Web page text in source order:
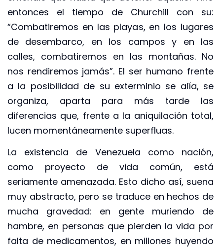
entonces el tiempo de Churchill con su:
“Combatiremos en las playas, en los lugares
de desembarco, en los campos y en las
calles, combatiremos en las montañas. No
nos rendiremos jamás”. El ser humano frente
a la posibilidad de su exterminio se alía, se
organiza, aparta para más tarde las
diferencias que, frente a la aniquilación total,
lucen momentáneamente superfluas.
La existencia de Venezuela como nación,
como proyecto de vida común, está
seriamente amenazada. Esto dicho así, suena
muy abstracto, pero se traduce en hechos de
mucha gravedad: en gente muriendo de
hambre, en personas que pierden la vida por
falta de medicamentos, en millones huyendo